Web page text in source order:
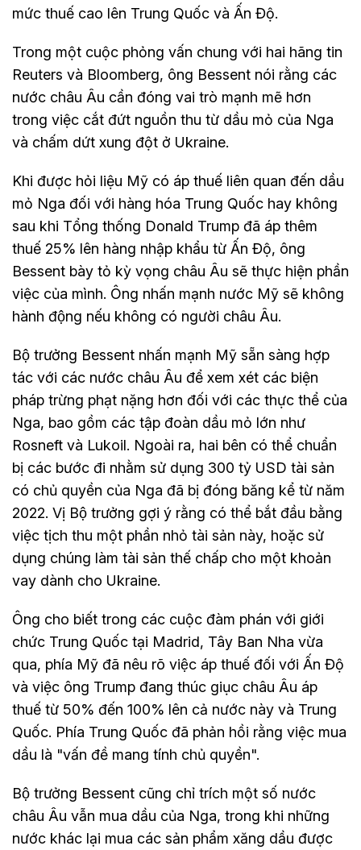
mức thuế cao lên Trung Quốc và Ấn Độ.
Trong một cuộc phỏng vấn chung với hai hãng tin
Reuters và Bloomberg, ông Bessent nói rằng các
nước châu Âu cần đóng vai trò mạnh mẽ hơn
trong việc cắt đứt nguồn thu từ dầu mỏ của Nga
và chấm dứt xung đột ở Ukraine.
Khi được hỏi liệu Mỹ có áp thuế liên quan đến dầu
mỏ Nga đối với hàng hóa Trung Quốc hay không
sau khi Tổng thống Donald Trump đã áp thêm
thuế 25% lên hàng nhập khẩu từ Ấn Độ, ông
Bessent bày tỏ kỳ vọng châu Âu sẽ thực hiện phần
việc của mình. Ông nhấn mạnh nước Mỹ sẽ không
hành động nếu không có người châu Âu.
Bộ trưởng Bessent nhấn mạnh Mỹ sẵn sàng hợp
tác với các nước châu Âu để xem xét các biện
pháp trừng phạt nặng hơn đối với các thực thể của
Nga, bao gồm các tập đoàn dầu mỏ lớn như
Rosneft và Lukoil. Ngoài ra, hai bên có thể chuẩn
bị các bước đi nhằm sử dụng 300 tỷ USD tài sản
có chủ quyền của Nga đã bị đóng băng kể từ năm
2022. Vị Bộ trưởng gợi ý rằng có thể bắt đầu bằng
việc tịch thu một phần nhỏ tài sản này, hoặc sử
dụng chúng làm tài sản thế chấp cho một khoản
vay dành cho Ukraine.
Ông cho biết trong các cuộc đàm phán với giới
chức Trung Quốc tại Madrid, Tây Ban Nha vừa
qua, phía Mỹ đã nêu rõ việc áp thuế đối với Ấn Độ
và việc ông Trump đang thúc giục châu Âu áp
thuế từ 50% đến 100% lên cả nước này và Trung
Quốc. Phía Trung Quốc đã phản hồi rằng việc mua
dầu là "vấn đề mang tính chủ quyền".
Bộ trưởng Bessent cũng chỉ trích một số nước
châu Âu vẫn mua dầu của Nga, trong khi những
nước khác lại mua các sản phẩm xăng dầu được